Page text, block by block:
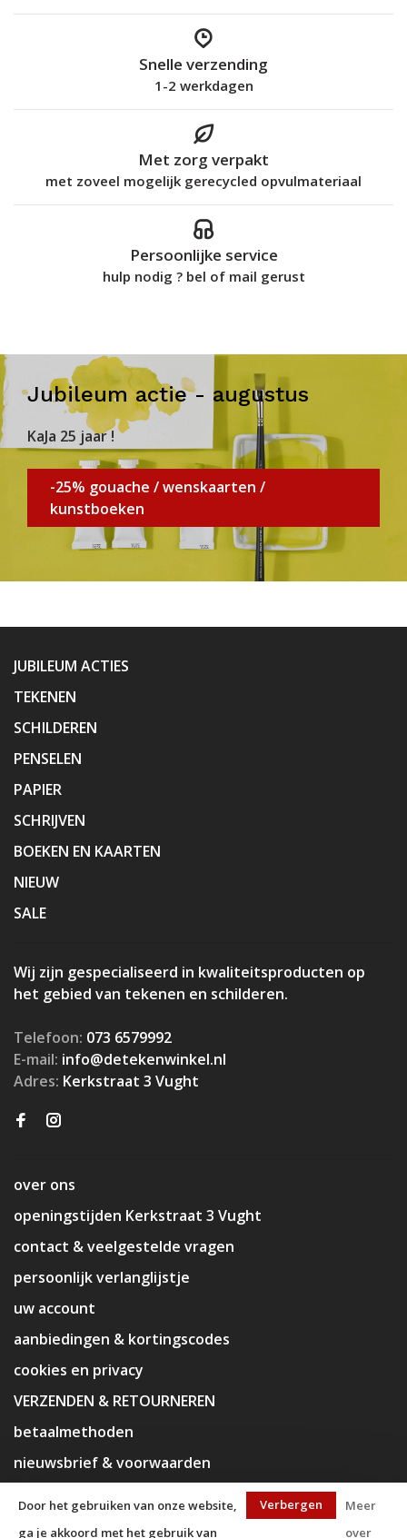
Snelle verzending
1-2 werkdagen
Met zorg verpakt
met zoveel mogelijk gerecycled opvulmateriaal
Persoonlijke service
hulp nodig ? bel of mail gerust
Jubileum actie - augustus
KaJa 25 jaar !
-25% gouache / wenskaarten /
kunstboeken
JUBILEUM ACTIES
TEKENEN
SCHILDEREN
PENSELEN
PAPIER
SCHRIJVEN
BOEKEN EN KAARTEN
NIEUW
SALE
Wij zijn gespecialiseerd in kwaliteitsproducten op
het gebied van tekenen en schilderen.
Telefoon: 073 6579992
E-mail: info@detekenwinkel.nl
Adres: Kerkstraat 3 Vught
over ons
openingstijden Kerkstraat 3 Vught
contact & veelgestelde vragen
persoonlijk verlanglijstje
uw account
aanbiedingen & kortingscodes
cookies en privacy
VERZENDEN & RETOURNEREN
betaalmethoden
nieuwsbrief & voorwaarden
Door het gebruiken van onze website,
ga je akkoord met het gebruik van
Verbergen
Meer
over